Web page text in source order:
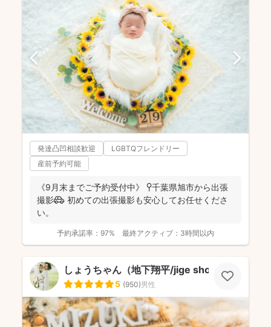
発達凸凹相談歓迎
LGBTQフレンドリー
産前予約可能
《9月末までご予約受付中》 📍千葉県旭市から出張
撮影🚗 初めての出張撮影も安心してお任せくださ
い。
予約承諾率： 97% 最終アクティブ： 3時間以内
しょうちゃん（地下翔平/jige shohe）
5 (950)男性